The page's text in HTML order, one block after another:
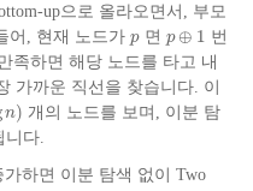
up으로 올라오면서, 부모
어, 현재 노드가 p면 p ⊕ 1 번
족하면 해당 노드를 타고 내
가까운 직선을 찾습니다. 이
n) 개의 노드를 보며, 이분 탐
니다.
가하면 이분 탐색 없이 Two